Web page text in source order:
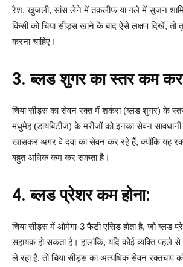
रैश, खुजली, सांस लेने में तकलीफ या गले में सूजन
किसी को चिया सीड्स खाने के बाद ऐसे लक्षण दिखें, तो
करना चाहिए।
3. ब्लड शुगर का स्तर कम
चिया सीड्स का सेवन रक्त में शर्करा (ब्लड शुगर) के
मधुमेह (डायबिटीज) के मरीजों को इनका सेवन सावधानी
खासकर अगर वे दवा का सेवन कर रहे हैं, क्योंकि यह
बहुत अधिक कम कर सकता है।
4. ब्लड प्रेशर कम होना:
चिया सीड्स में ओमेगा-3 फैटी एसिड होता है, जो ब्लड
सहायक हो सकता है। हालांकि, यदि कोई व्यक्ति पहले
ले रहा है, तो चिया सीड्स का अत्यधिक सेवन रक्तचाप